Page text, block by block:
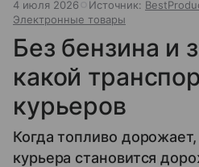
4 июля 2026 Источник:
Электронные товары
Без бензина и
какой
курьеров
Когда топливо
курьера становится